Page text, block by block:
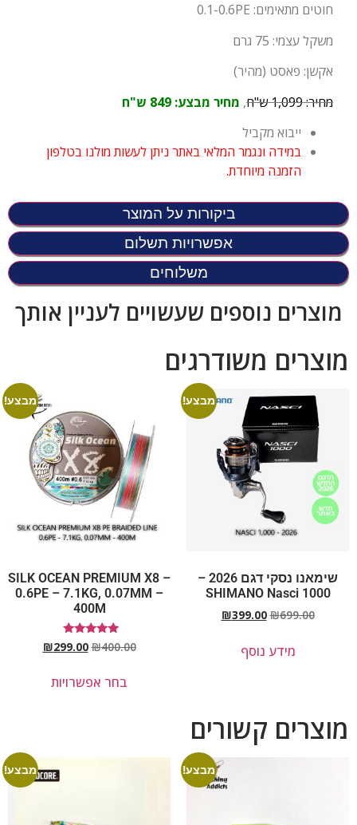
ביקורות על המוצר
אפשרויות תשלום
משלוחים
חוטים מתאימים: 0.1-0.6PE
משקל עצמי: 75 גרם
אקשן: פאסט (מהיר)
מחיר: 1,099 ש"ח
, מחיר מבצע: 849 ש"ח
ייבוא מקביל
במידה ונגמר המלאי באתר ניתן לעשות מולנו בטלפון
הזמנה מיוחדת.
מוצרים נוספים שעשויים לעניין אותך
מוצרים משודרגים
מבצע!
שימאנו נסקי דגם 2026 –
SHIMANO Nasci 1000
₪699.00
₪399.00
מידע נוסף
מבצע!
SILK OCEAN PREMIUM X8 –
0.6PE – 7.1KG, 0.07MM –
400M
דורג
5.00
₪400.00
₪299.00
בחר אפשרויות
מוצרים קשורים
מבצע! מבצע!